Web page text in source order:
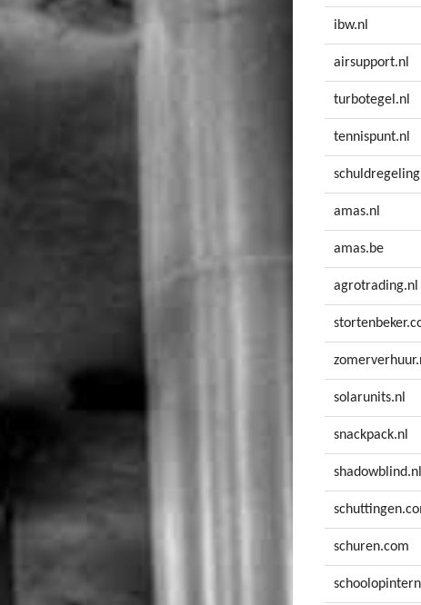
ibw.nl
airsupport.nl
turbotegel.nl
tennispunt.nl
amas.nl
amas.be
agrotrading.nl
solarunits.nl
snackpack.nl
shadowblind.nl
schuren.com